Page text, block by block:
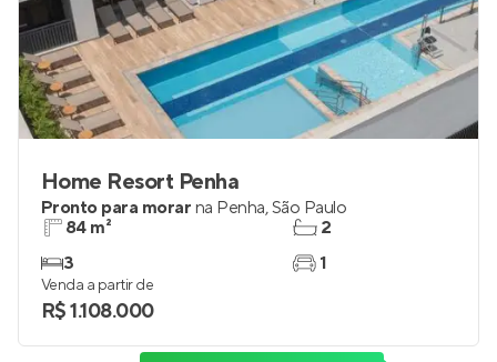
Home Resort Penha
Pronto para morar na Penha,São Paulo
84 m²
3
2
1
Venda a partir de
R$ 1.108.000